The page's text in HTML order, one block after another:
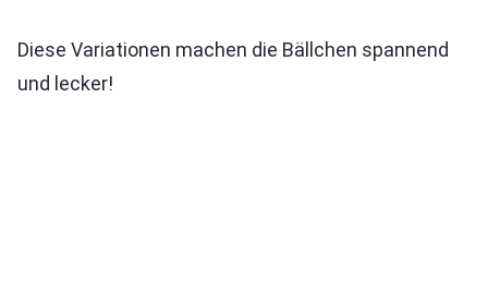
Diese Variationen machen die Bällchen spannend
und lecker!